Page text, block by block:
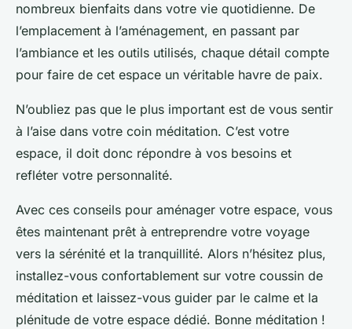
nombreux bienfaits dans votre vie quotidienne. De
l’emplacement à l’aménagement, en passant par
l’ambiance et les outils utilisés, chaque détail compte
pour faire de cet espace un véritable havre de paix.
N’oubliez pas que le plus important est de vous sentir
à l’aise dans votre coin méditation. C’est votre
espace, il doit donc répondre à vos besoins et
refléter votre personnalité.
Avec ces conseils pour aménager votre espace, vous
êtes maintenant prêt à entreprendre votre voyage
vers la sérénité et la tranquillité. Alors n’hésitez plus,
installez-vous confortablement sur votre coussin de
méditation et laissez-vous guider par le calme et la
plénitude de votre espace dédié. Bonne méditation !